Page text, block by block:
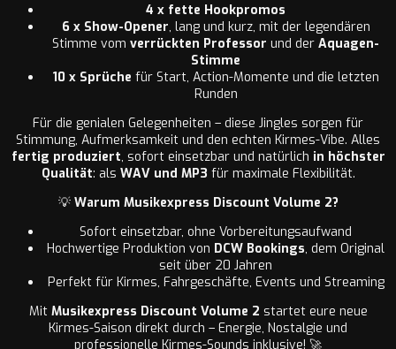
4 x fette Hookpromos
6 x Show-Opener, lang und kurz, mit der legendären
Stimme vom verrückten Professor und der Aquagen-
Stimme
10 x Sprüche für Start, Action-Momente und die letzten
Runden
Für die genialen Gelegenheiten – diese Jingles sorgen für
Stimmung, Aufmerksamkeit und den echten Kirmes-Vibe. Alles
fertig produziert, sofort einsetzbar und natürlich in höchster
Qualität: als WAV und MP3 für maximale Flexibilität.
💡 Warum Musikexpress Discount Volume 2?
Sofort einsetzbar, ohne Vorbereitungsaufwand
Hochwertige Produktion von DCW Bookings, dem Original
seit über 20 Jahren
Perfekt für Kirmes, Fahrgeschäfte, Events und Streaming
Mit Musikexpress Discount Volume 2 startet eure neue
Kirmes-Saison direkt durch – Energie, Nostalgie und
professionelle Kirmes-Sounds inklusive! 🚀